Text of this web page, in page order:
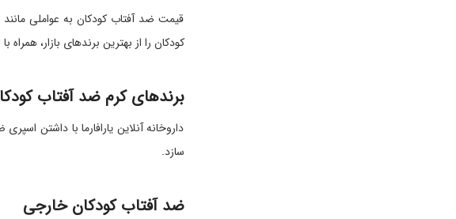
قیمت ضد آفتاب کودکان به عواملی مانند
کودکان را از بهترین برندهای بازار،
برندهای کرم ضد آفتاب
داروخانه آنلاین یارافارما با داشتن
سازد.
ضد آفتاب کودکان خارجی